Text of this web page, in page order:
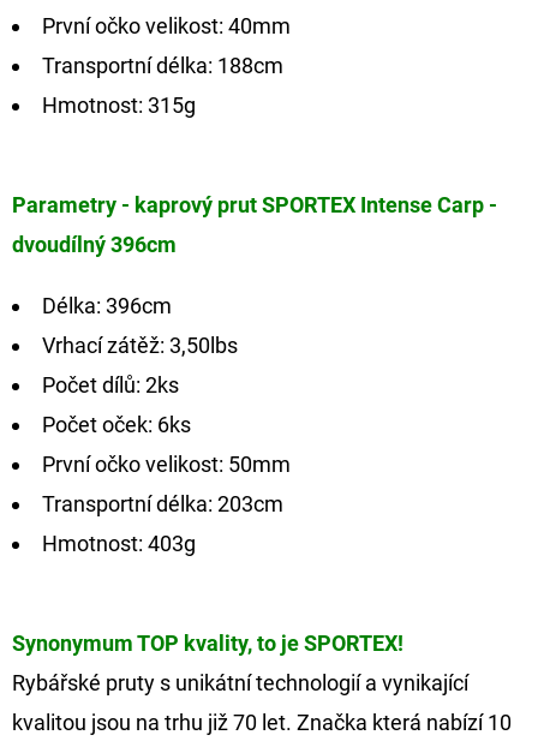
První očko velikost: 40mm
Transportní délka: 188cm
Hmotnost: 315g
Parametry - kaprový prut SPORTEX Intense Carp -
dvoudílný 396cm
Délka: 396cm
Vrhací zátěž: 3,50lbs
Počet dílů: 2ks
Počet oček: 6ks
První očko velikost: 50mm
Transportní délka: 203cm
Hmotnost: 403g
Synonymum TOP kvality, to je SPORTEX!
Rybářské pruty s unikátní technologií a vynikající
kvalitou jsou na trhu již 70 let. Značka která nabízí 10